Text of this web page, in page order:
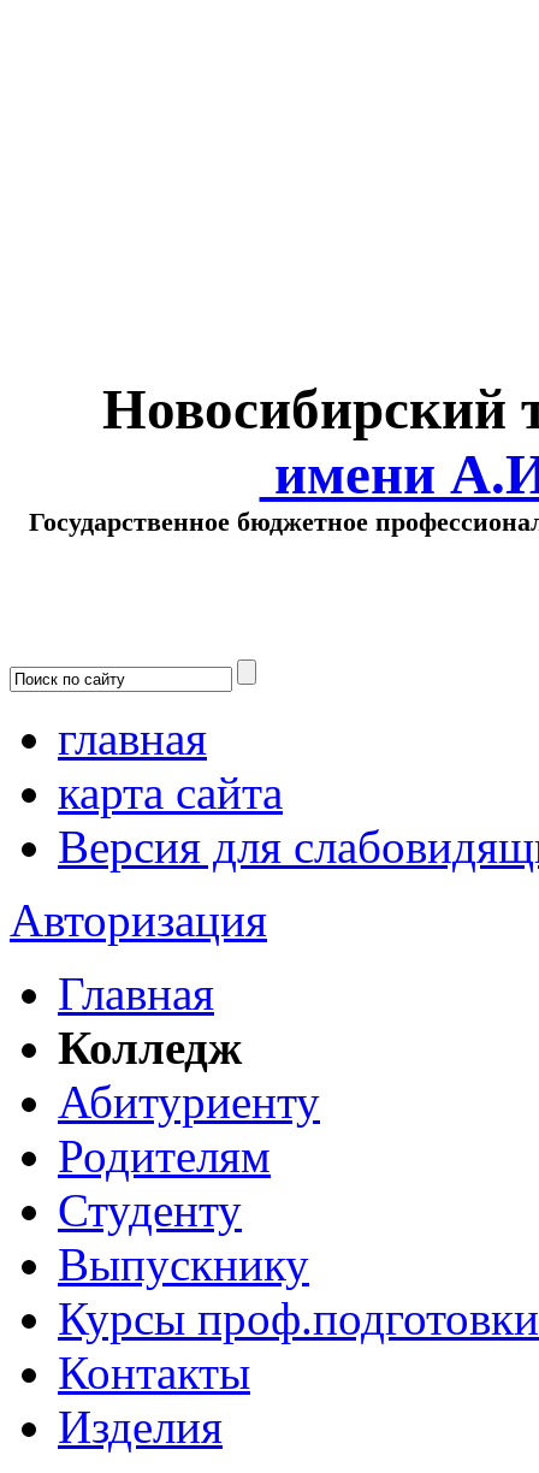
Новосибирский
имени
Государственное бюджетное
главная
карта сайта
Версия для
Авторизация
Главная
Колледж
Абитуриенту
Родителям
Студенту
Выпускнику
Курсы проф.подготовки
Контакты
Изделия